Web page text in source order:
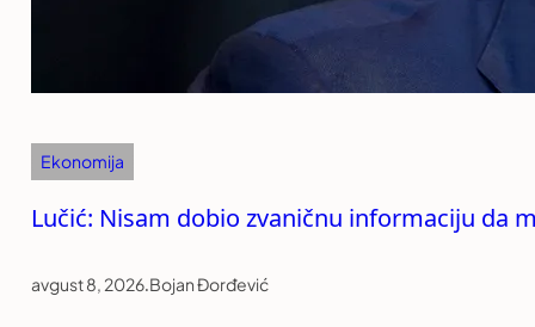
Ekonomija
Lučić: Nisam dobio zvaničnu informaciju da
avgust 8, 2026.Bojan Đorđević